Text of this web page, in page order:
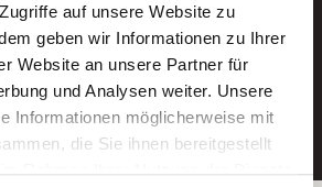
auf unsere Website zu
geben wir Informationen zu Ihrer
Website an unsere Partner für
und Analysen weiter. Unsere
Informationen möglicherweise mit
die Sie ihnen bereitgestellt
Service von AWO
Jobs.
Adresse eintragen